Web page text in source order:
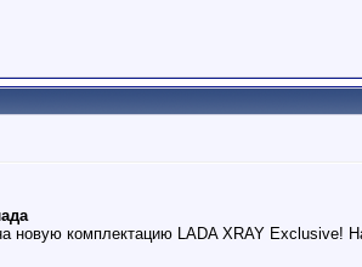
комплектацию LADA XRAY Exclusive!